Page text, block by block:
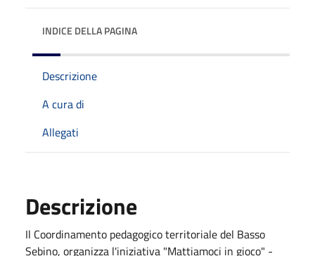
INDICE DELLA PAGINA
Descrizione
A cura di
Allegati
Descrizione
Il Coordinamento pedagogico territoriale del Basso
Sebino, organizza l'iniziativa "Mattiamoci in gioco" -